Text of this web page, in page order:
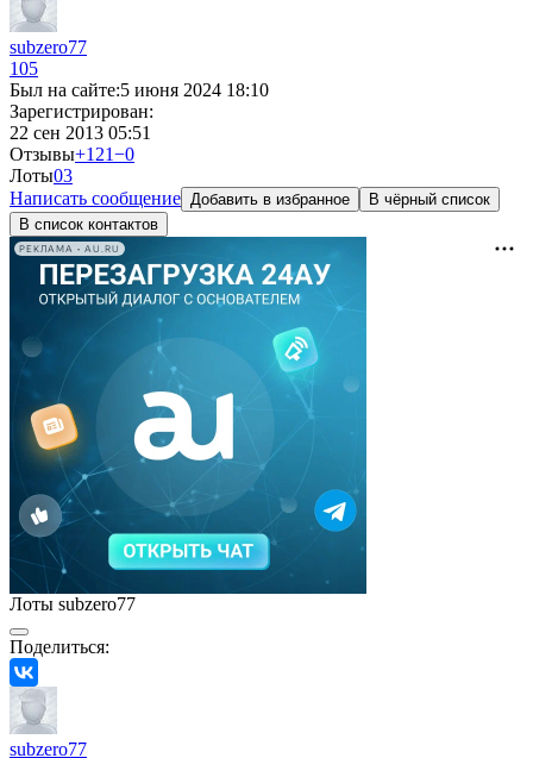
subzero77
105
Был на сайте:5 июня 2024 18:10
Зарегистрирован:
22 сен 2013 05:51
Отзывы+121−0
Лоты03
Написать сообщение Добавить в избранное
В чёрный список
В список контактов
РЕКЛАМА • AU.RU
Лоты subzero77
Поделиться:
subzero77